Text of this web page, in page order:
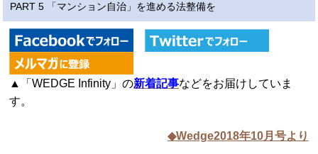
PART 5 「マンション自治」を進める法整備を
▲「WEDGE Infinity」の新着記事などをお届けしていま
す。
◆Wedge2018年10月号より